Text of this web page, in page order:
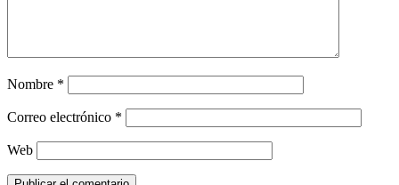
Nombre *
Correo electrónico *
Web